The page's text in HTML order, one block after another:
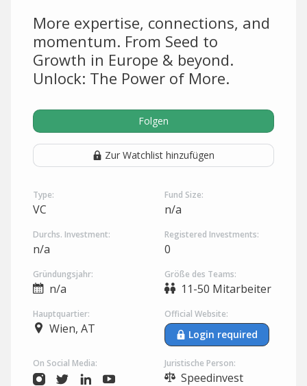
More expertise, connections, and
momentum. From Seed to
Growth in Europe & beyond.
Unlock: The Power of More.
Folgen
Zur Watchlist hinzufügen
Type:
VC
Fund Size:
n/a
Durchs. Investment:
n/a
Registered Investments:
0
Gründungsjahr:
n/a
Größe des Teams:
11-50 Mitarbeiter
Hauptquartier:
Wien, AT
Official Website:
Login required
On Social Media: Juristische Person:
Speedinvest